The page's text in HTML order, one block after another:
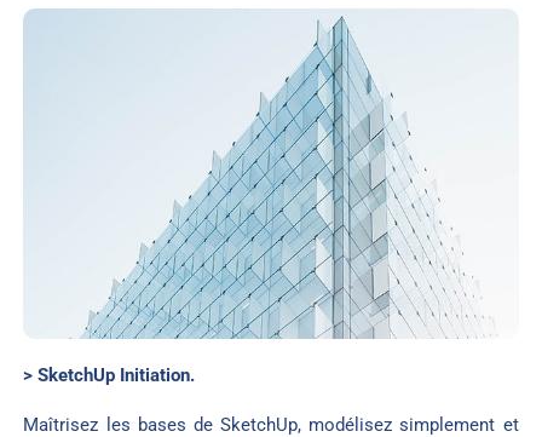
> SketchUp Initiation.
Maîtrisez les bases de SketchUp, modélisez simplement et